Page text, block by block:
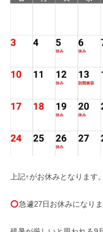
上記↑がお休みとなります。
急遽27日お休みになりま